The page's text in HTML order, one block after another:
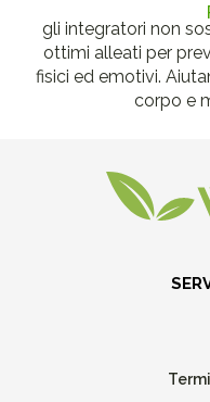
gli integratori non
ottimi alleati per
fisici ed emotivi.
corpo e